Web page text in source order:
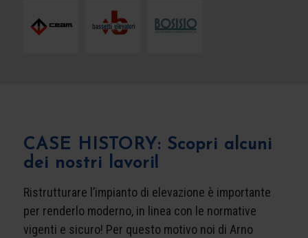
CASE HISTORY: Scopri alcuni
dei nostri lavori!
Ristrutturare l’impianto di elevazione è importante
per renderlo moderno, in linea con le normative
vigenti e sicuro! Per questo motivo noi di Arno